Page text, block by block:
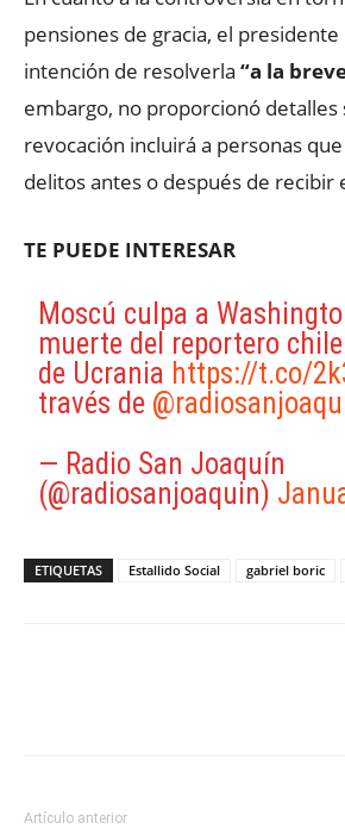
pensiones de gracia, el
intención de resolverla “a la
embargo, no proporcionó detalles
revocación incluirá a personas
delitos antes o después de recibir
TE PUEDE INTERESAR
Moscú culpa a
muerte del reportero
de Ucrania https://t.co/
través de
— Radio San Joaquín
(@radiosanjoaquin)
ETIQUETAS Estallido Social gabriel boric
Artículo anterior